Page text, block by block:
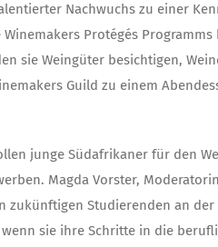
Nachwuchs zu einer
Protégés
sie Weingüter besichtigen,
Guild zu einem
junge Südafrikaner für den
Magda Vorster,
zukünftigen Studierenden an
sie ihre Schritte in die